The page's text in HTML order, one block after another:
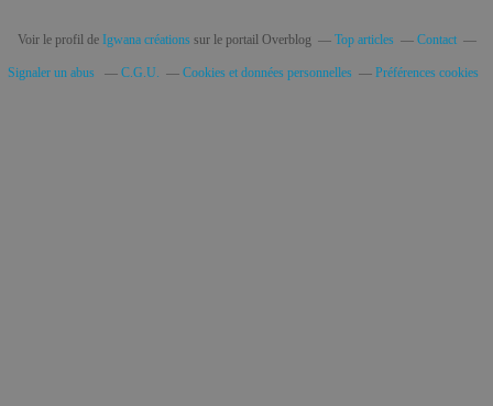
Voir le profil de Igwana créationssur le portail Overblog Top articles Contact
Signaler un abus C.G.U. Cookies et données personnelles Préférences cookies